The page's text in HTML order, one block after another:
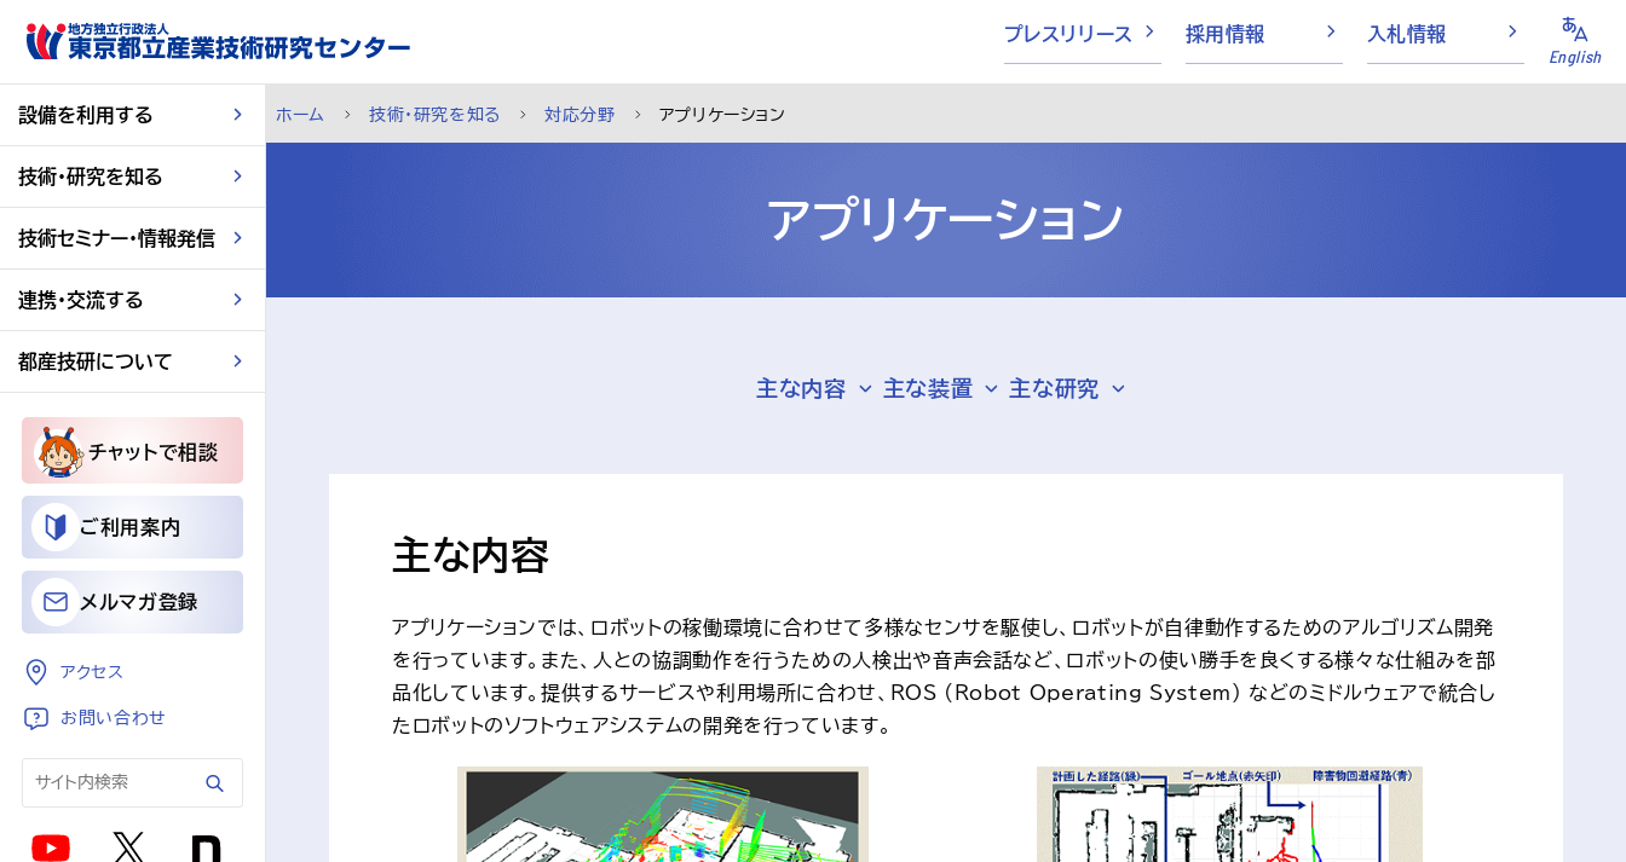
スキップして本文へ
プレスリリース 採用情報 入札情報
English
設備を利用する
技術・研究を知る
技術セミナー・情報発信
連携・交流する
都産技研について
チャットで相談
ご利用案内
メルマガ登録
アクセス
お問い合わせ
ホーム 技術・研究を知る 対応分野 アプリケーション
アプリケーション
主な内容 主な装置 主な研究
主な内容
アプリケーションでは、ロボットの稼働環境に合わせて多様なセンサを駆使し、ロボットが自律動作するためのアルゴリズム開発
を行っています。また、人との協調動作を行うための人検出や音声会話など、ロボットの使い勝手を良くする様々な仕組みを部
品化しています。提供するサービスや利用場所に合わせ、ROS (Robot Operating System) などのミドルウェアで統合し
たロボットのソフトウェアシステムの開発を行っています。